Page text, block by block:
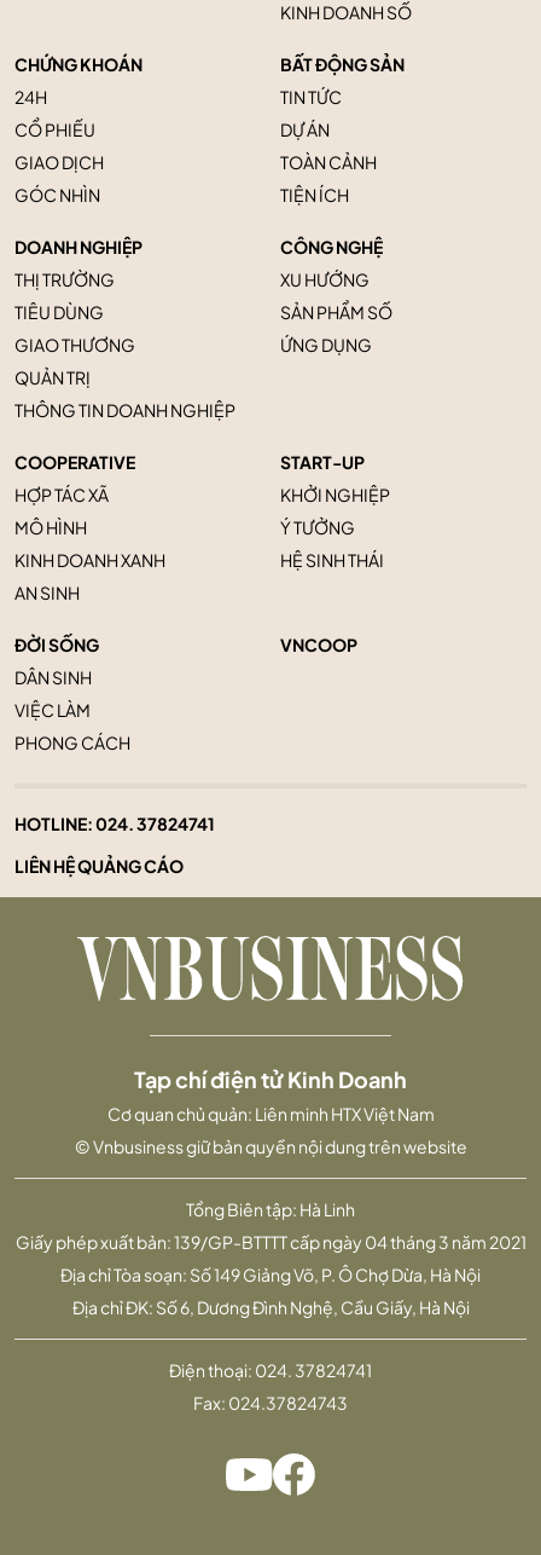
KINH DOANH SỐ
CHỨNG KHOÁN
24H
CỔ PHIẾU
GIAO DỊCH
GÓC NHÌN
BẤT ĐỘNG SẢN
TIN TỨC
DỰ ÁN
TOÀN CẢNH
TIỆN ÍCH
DOANH NGHIỆP
THỊ TRƯỜNG
TIÊU DÙNG
GIAO THƯƠNG
QUẢN TRỊ
THÔNG TIN DOANH NGHIỆP
CÔNG NGHỆ
XU HƯỚNG
SẢN PHẨM SỐ
ỨNG DỤNG
COOPERATIVE
HỢP TÁC XÃ
MÔ HÌNH
KINH DOANH XANH
AN SINH
START-UP
KHỞI NGHIỆP
Ý TƯỞNG
HỆ SINH THÁI
ĐỜI SỐNG
DÂN SINH
VIỆC LÀM
PHONG CÁCH
VNCOOP
HOTLINE:024. 37824741
LIÊN HỆ QUẢNG CÁO
Tổng Biên tập: Hà Linh
Giấy phép xuất bản: 139/GP-BTTTT cấp ngày 04 tháng 3 năm 2021
Địa chỉ Tòa soạn: Số 149 Giảng Võ, P. Ô Chợ Dừa, Hà Nội
Địa chỉ ĐK: Số 6, Dương Đình Nghệ, Cầu Giấy, Hà Nội
Tạp chí điện tử Kinh Doanh
Cơ quan chủ quản: Liên minh HTX Việt Nam
© Vnbusiness giữ bản quyền nội dung trên website
Điện thoại: 024. 37824741
Fax: 024.37824743